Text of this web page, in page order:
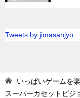
Tweets by jimasanjyo
いっぱいゲームを
スーパーカセットビジ